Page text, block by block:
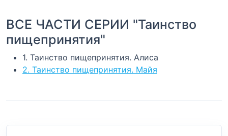
ВСЕ ЧАСТИ СЕРИИ "Таинство
пищепринятия"
1. Таинство пищепринятия. Алиса
2. Таинство пищепринятия. Майя